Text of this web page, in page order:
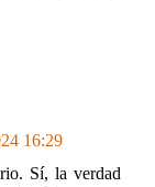
16:29
Sí, la verdad